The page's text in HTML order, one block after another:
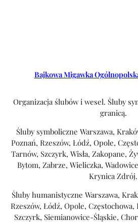
Bajkowa Migawka
Organizacja ślubów i wesel. Śluby
granicą.
Śluby symboliczne Warszawa,
Poznań, Rzeszów, Łódź, Opole,
Tarnów, Szczyrk, Wisła, Zakopane,
Bytom, Zabrze, Wieliczka,
Krynica Zdrój.
Śluby humanistyczne Warszawa,
Rzeszów, Łódź, Opole,
Szczyrk, Siemianowice-Śląskie,